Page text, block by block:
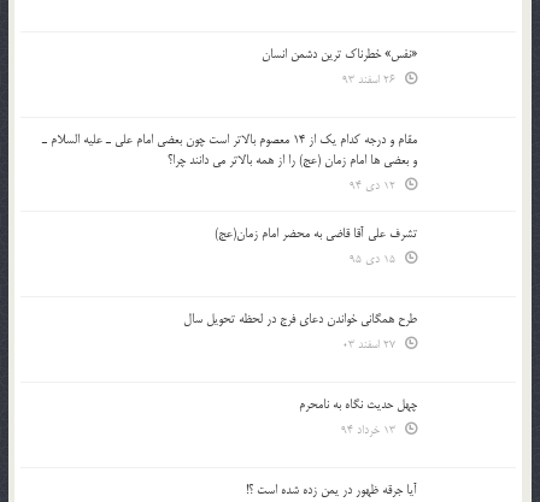
«نفس» خطرناک ترین دشمن انسان
مقام و درجه كدام يك از 14 معصوم بالاتر است چون بعضي امام علي ـ عليه السلام ـ
و بعضي ها امام زمان (عج) را از همه بالاتر مي دانند چرا؟
تشرف علي آقا قاضي به محضر امام زمان(عج)
طرح همگانی خواندن دعای فرج در لحظه تحویل سال
چهل حدیث نگاه به نامحرم
آیا جرقه ظهور در یمن زده شده است ؟!